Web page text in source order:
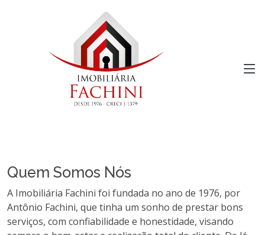
Quem Somos Nós
A Imobiliária Fachini foi fundada no ano de 1976, por
Antônio Fachini, que tinha um sonho de prestar bons
serviços, com confiabilidade e honestidade, visando